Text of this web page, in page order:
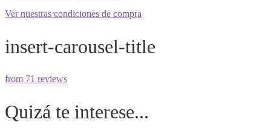
Ver nuestras condiciones de compra
insert-carousel-title
from 71 reviews
Quizá te interese...